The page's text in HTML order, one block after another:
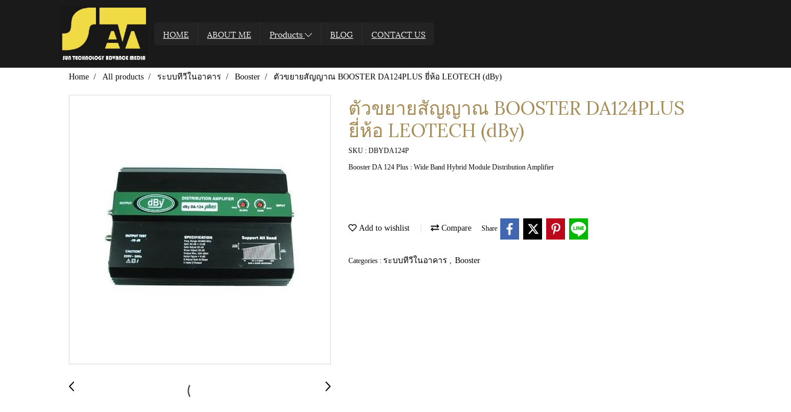
HOME ABOUT ME Products BLOG CONTACT US
Home All products ระบบทีวีในอาคาร Booster ตัวขยายสัญญาณ BOOSTER DA124PLUS ยี่ห้อ LEOTECH (dBy)
ตัวขยายสัญญาณ BOOSTER DA124PLUS
ยี่ห้อ LEOTECH (dBy)
SKU : DBYDA124P
Booster DA 124 Plus : Wide Band Hybrid Module Distribution Amplifier
Add to wishlist Compare Share
Categories : ระบบทีวีในอาคาร Booster